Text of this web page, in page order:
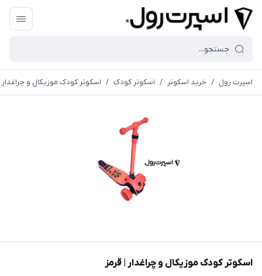
اسپرت رول / خرید اسکوتر / اسكوتر کودک / اسكوتر کودک موزیکال و چراغدار
اسكوتر کودک موزیکال و چراغدار | قرمز